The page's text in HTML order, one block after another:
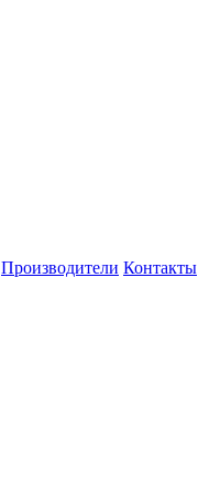
Производители Контакты